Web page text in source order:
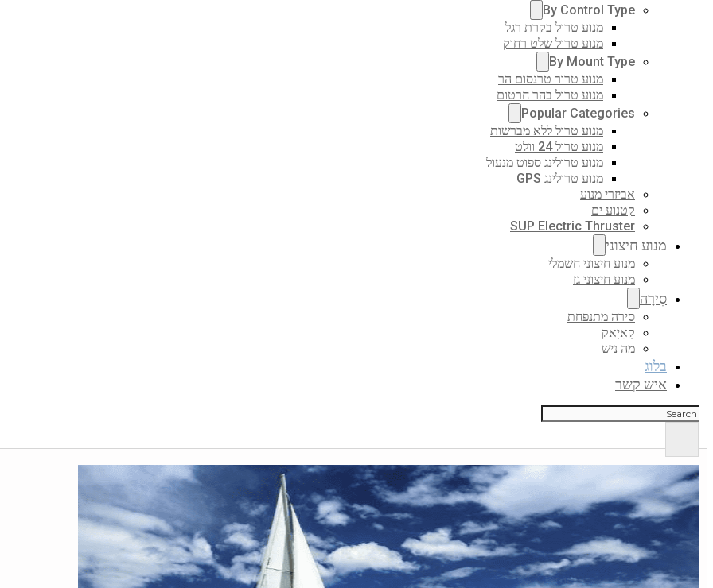
By Control Type
מנוע טרול בקרת רגל
מנוע טרול שלט רחוק
By Mount Type
מנוע טרור טרנסום הר
מנוע טרול בהר חרטום
Popular Categories
מנוע טרול ללא מברשות
מנוע טרול 24 וולט
מנוע טרולינג ספוט מנעול
מנוע טרולינג GPS
אביזרי מנוע
קטנוע ים
SUP Electric Thruster
מנוע חיצוני
מנוע חיצוני חשמלי
מנוע חיצוני גז
סִירָה
סירה מתנפחת
קָאִיָאק
מה ניש
בלוג
איש קשר
חיפוש